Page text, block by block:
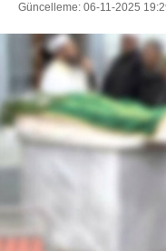
EKONOMİ
SPOR
VEFAT
Güncelleme: 06-11-2025